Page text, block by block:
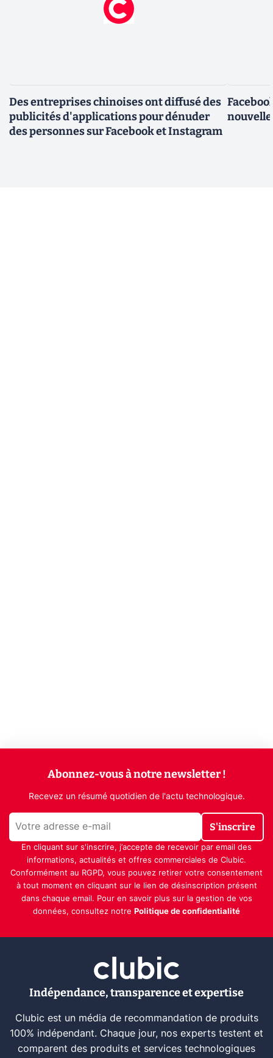
Des entreprises chinoises ont diffusé des
publicités d'applications pour dénuder
des personnes sur Facebook et Instagram
Abonnez-vous à notre newsletter !
Recevez un résumé quotidien de l'actu technologique.
S'inscrire
En cliquant sur s'inscrire, j’accepte de recevoir par email des
informations, actualités et offres commerciales de Clubic.
Conformément au RGPD, vous pouvez retirer votre consentement
à tout moment en cliquant sur le lien de désinscription présent
dans chaque email. Pour en savoir plus sur la gestion de vos
données, consultez notre Politique de confidentialité
Indépendance, transparence et expertise
Clubic est un média de recommandation de produits
100% indépendant. Chaque jour, nos experts testent et
comparent des produits et services technologiques